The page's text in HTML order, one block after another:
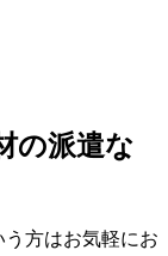
の派遣な
う方はお気軽にお